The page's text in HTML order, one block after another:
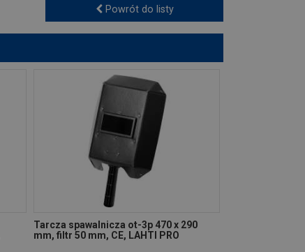
Powrót do listy
Tarcza spawalnicza ot-3p 470 x 290
mm, filtr 50 mm, CE, LAHTI PRO